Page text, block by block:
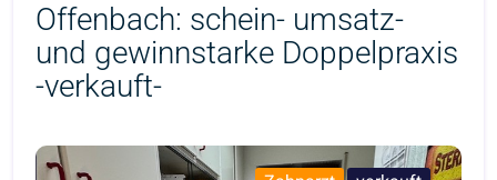
Offenbach: schein- umsatz-
und gewinnstarke Doppelpraxis
-verkauft-